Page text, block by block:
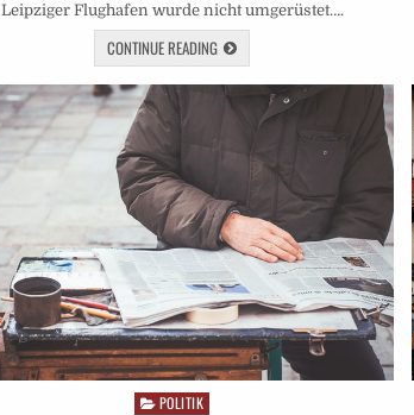
Leipziger Flughafen wurde nicht umgerüstet….
CONTINUE READING
Posted
POLITIK